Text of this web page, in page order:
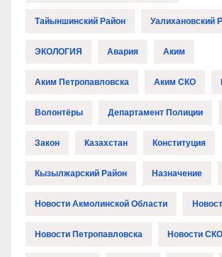
Тайыншинский Район Уалихановский
ЭКОЛОГИЯ Авария Аким
Аким Петропавловска Аким СКО
Волонтёры Департамент Полиции
Закон Казахстан Конституция
Кызылжарский Район Назначение
Новости Акмолинской Области
Новости Петропавловска Новости СКО